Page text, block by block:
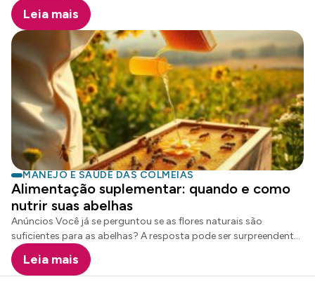
que a saúde das colônias é muito mais que mel. É preciso
encontrar problemas antes que seja tarde demais. Eu perdi 70%
de uma colmeia em duas semanas. Depois descobri que
varroose, um ácaro pequeno, havia se espalhado. Agora, uso
métodos práticos para ver mudanças pequenas, como o
zumbido das abelhas. Anúncios Na cidade, há riscos como
poluição e falta de flores. Uma vez, encontrei abelhas perto de
postes de luz, sinal de que estavam intoxicadas. Eu monitoro as
abelhas […]
Leia mais
MANEJO E SAÚDE DAS COLMEIAS
Alimentação suplementar: quando e como
nutrir suas abelhas
Anúncios Você já se perguntou se as flores naturais são
suficientes para as abelhas? A resposta pode ser surpreendente.
No Brasil, com estações que mudam muito, dar nutrientes
certos é essencial para apicultores. Estudos mostram que 90%
das perdas de enxames em seca são por falta de energia. Não dá
Leia mais